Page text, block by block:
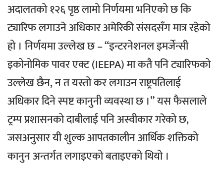
अदालतको १२६ पृष्ठ लामो निर्णयमा भनिएको छ कि
ट्यारिफ लगाउने अधिकार अमेरिकी संसदसँग मात्र रहेको
हो । निर्णयमा उल्लेख छ – “इन्टरनेशनल इमर्जेन्सी
इकोनोमिक पावर एक्ट (IEEPA) मा कतै पनि ट्यारिफको
उल्लेख छैन, न त यस्तो कर लगाउन राष्ट्रपतिलाई
अधिकार दिने स्पष्ट कानुनी व्यवस्था छ ।”यस फैसलाले
ट्रम्प प्रशासनको दाबीलाई पनि अस्वीकार गरेको छ,
जसअनुसार यी शुल्क आपतकालीन आर्थिक शक्तिको
कानुन अन्तर्गत लगाइएको बताइएको थियो ।